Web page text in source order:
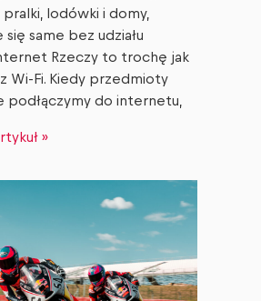
lodówki i domy,
się same bez udziału
Rzeczy to trochę jak
Wi-Fi. Kiedy przedmioty
podłączymy do internetu,
»